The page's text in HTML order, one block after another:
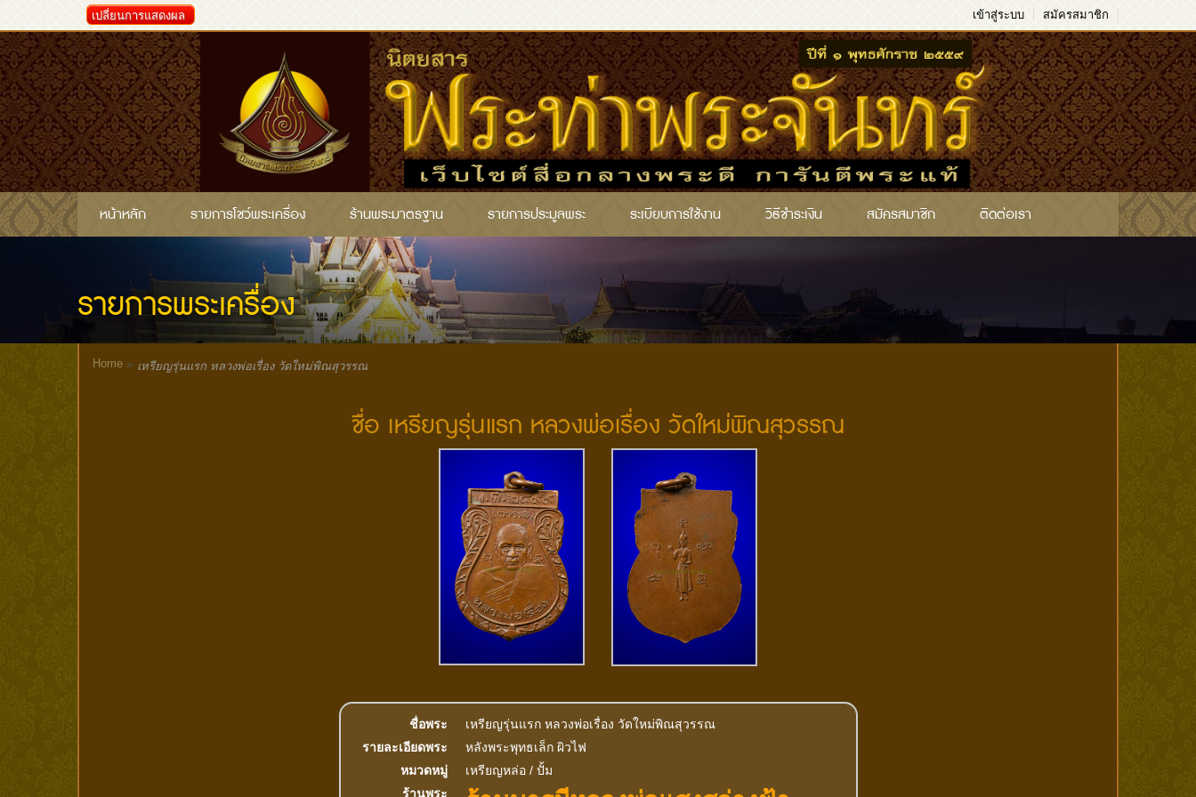
เปลี่ยนการแสดงผล เข้าสู่ระบบ สมัครสมาชิก
หน้าหลัก รายการโชว์พระเครื่อง ร้านพระมาตรฐาน รายการประมูลพระ ระเบียบการใช้งาน วิธีชำระเงิน สมัครสมาชิก ติดต่อเรา
รายการพระเครื่อง
Home » เหรียญรุ่นแรก หลวงพ่อเรื่อง วัดใหม่พิณสุวรรณ
ชื่อ เหรียญรุ่นแรก หลวงพ่อเรื่อง วัดใหม่พิณสุวรรณ
ชื่อพระ
เหรียญรุ่นแรก หลวงพ่อเรื่อง วัดใหม่พิณสุวรรณ
รายละเอียดพระ
หลังพระพุทธเล็ก ผิวไฟ
หมวดหมู่
เหรียญหล่อ / ปั้ม
ร้านพระ